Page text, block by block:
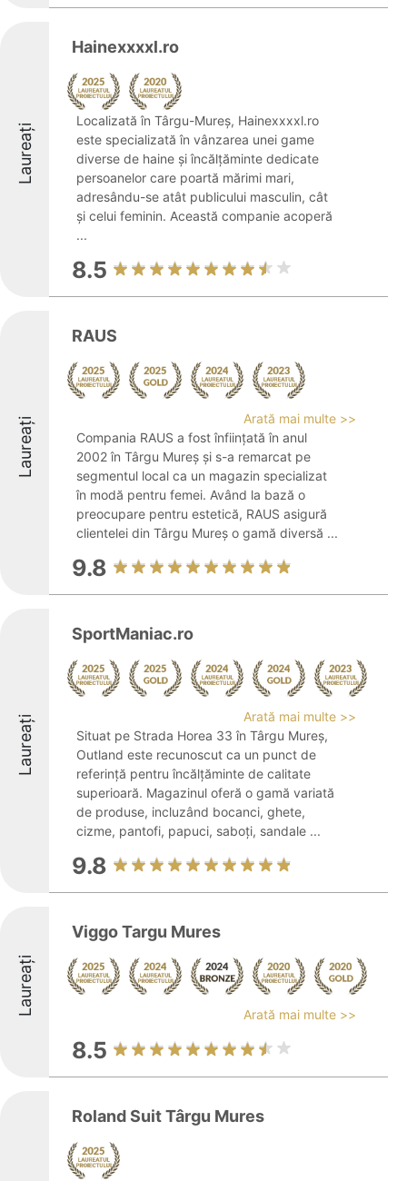
Laureați
Hainexxxxl.ro
Localizată în Târgu-Mureș, Hainexxxxl.ro
este specializată în vânzarea unei game
diverse de haine și încălțăminte dedicate
persoanelor care poartă mărimi mari,
adresându-se atât publicului masculin, cât
și celui feminin. Această companie acoperă
...
8.5
Laureați
RAUS
Arată mai multe >>
Compania RAUS a fost înființată în anul
2002 în Târgu Mureș și s-a remarcat pe
segmentul local ca un magazin specializat
în modă pentru femei. Având la bază o
preocupare pentru estetică, RAUS asigură
clientelei din Târgu Mureș o gamă diversă ...
9.8
Laureați
SportManiac.ro
Arată mai multe >>
Situat pe Strada Horea 33 în Târgu Mureș,
Outland este recunoscut ca un punct de
referință pentru încălțăminte de calitate
superioară. Magazinul oferă o gamă variată
de produse, incluzând bocanci, ghete,
cizme, pantofi, papuci, saboți, sandale ...
9.8
Laureați
Viggo Targu Mures
Arată mai multe >>
8.5
Roland Suit Târgu Mures